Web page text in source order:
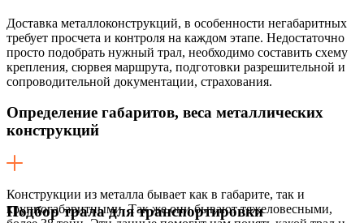
Доставка металлоконструкций, в особенности негабаритных
требует просчета и контроля на каждом этапе. Недостаточно
просто подобрать нужный трал, необходимо составить схему
крепления, сюрвея маршрута, подготовки разрешительной и
сопроводительной документации, страхования.
Определение габаритов, веса металлических
конструкций
Конструкции из металла бывает как в габарите, так и
крупногабаритными. Так же они бывают тяжеловесными,
Подбор трала для транспортировки